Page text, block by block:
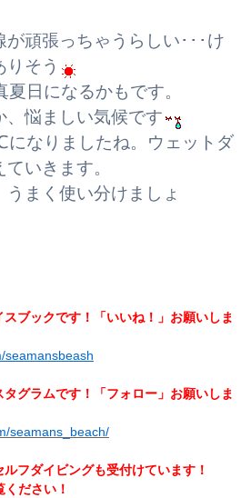
頑張っちゃうらしい･･･け
りそう
日になるかもです。
、悩ましい気候です
なりましたね。ウェットダ
いきます。
まく使い分けましょ
ブックです！
「いいね！」お願いしま
seamansbeash
グラムです！「フォロー」お願いしま
seamans_beach/
フダイビングも受付けています！
ださい！